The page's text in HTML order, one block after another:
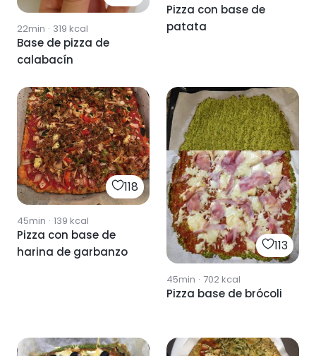
22min · 319 kcal
Base de pizza de
calabacín
Pizza con base de
patata
118
45min · 139 kcal
Pizza con base de
harina de garbanzo
113
45min · 702kcal
Pizza base de brócoli